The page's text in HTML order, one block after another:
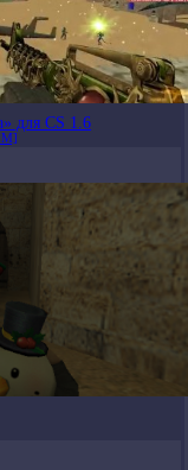
для CS 1.6